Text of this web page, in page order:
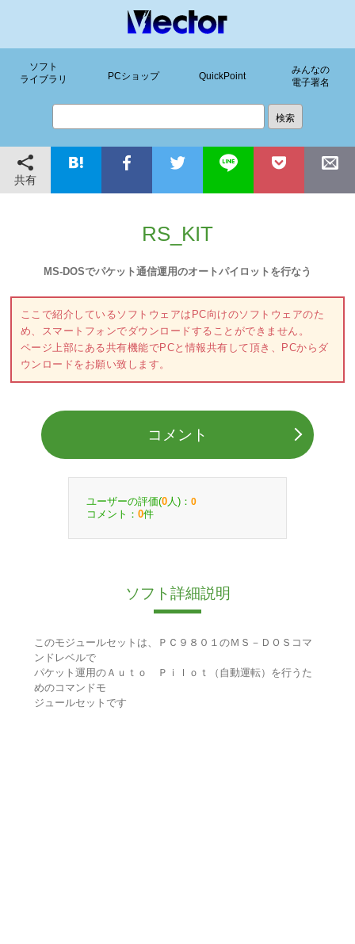
ソフト
ライブラリ
PCショップ QuickPoint
みんなの
電子署名
共有
RS_KIT
MS-DOSでパケット通信運用のオートパイロットを行なう
ここで紹介しているソフトウェアはPC向けのソフトウェアのた
め、スマートフォンでダウンロードすることができません。
ページ上部にある共有機能でPCと情報共有して頂き、PCからダ
ウンロードをお願い致します。
コメント
ユーザーの評価(0 人)： 0
コメント： 0件
ソフト詳細説明
このモジュールセットは、ＰＣ９８０１のＭＳ－ＤＯＳコマ
ンドレベルで
パケット運用のＡｕｔｏ Ｐｉｌｏｔ（自動運転）を行うた
めのコマンドモ
ジュールセットです